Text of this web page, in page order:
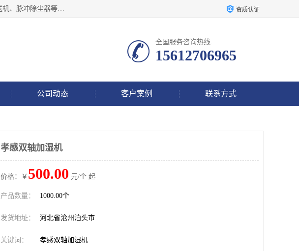
泊头市正康机械设备制造有限公司 I55I2882966 主要产品：袋式除尘器、星型卸料器、布袋除尘器、刮板输送机、脉冲除尘器等产品厂家。公司拥有研发人才和技术专员，有丰厚的物质资源和人力资源，公司结合客户现场使用要求采用计算机辅助制图，并根据客户的需求为之选型，提供有限的设计方案，以满足客户的使用需求。I56I27O6965 资质认证
全国服务咨询热线:
15612706965
公司动态 客户案例 联系方式
孝感双轴加湿机
价格：￥ 500.00 元/个 起
产品数量： 1000.00个
发货地址： 河北省沧州泊头市
关键词： 孝感双轴加湿机